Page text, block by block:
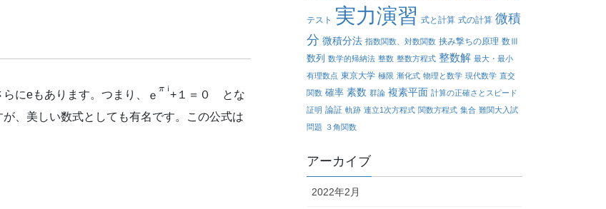
にeもあります。つまり、 ｅ π ｉ
+１＝０ とな
、美しい数式としても有名です。この公式は
テスト 実力演習 式と計算 式の計算 微積
分 微積分法 指数関数、対数関数 挟み撃ちの原理 数Ⅲ
数列 数学的帰納法 整数 整数方程式 整数解 最大・最小
有理数点 東京大学 極限 漸化式 物理と数学 現代数学 直交
関数 確率 素数 群論 複素平面 計算の正確さとスピード
証明 論証 軌跡 連立1次方程式 関数方程式 集合 難関大入試
問題 ３角関数
アーカイブ
2022年2月